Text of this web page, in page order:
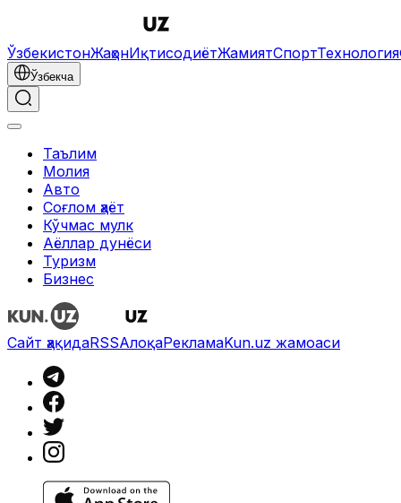
ЎзбекистонЖаҳонИқтисодиётЖамиятСпортТехнология
Ўзбекча
Таълим
Молия
Авто
Соғлом ҳаёт
Кўчмас мулк
Аёллар дунёси
Туризм
Бизнес
Сайт ҳақидаRSSАлоқаРекламаKun.uz жамоаси